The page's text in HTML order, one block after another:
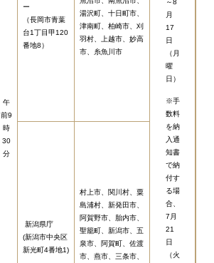
午
前9
時
30
分
ー
（長岡市青葉
台1丁目甲120
番地8）
湯沢町、十日町市、
津南町、柏崎市、刈
羽村、上越市、妙高
市、糸魚川市
～8
月
17
日
（月
曜
日）
※手
数料
を納
入通
知書
で納
付す
る場
合、
7月
21
日
（火
新潟県庁
(新潟市中央区
新光町4番地1)
村上市、関川村、粟
島浦村、新発田市、
阿賀野市、胎内市、
聖籠町、新潟市、五
泉市、阿賀町、佐渡
市、燕市、三条市、